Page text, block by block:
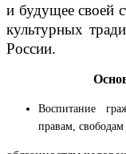
и будущее своей
культурных
России.
Воспитание
правам, свободам